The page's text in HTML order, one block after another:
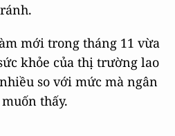
mới trong tháng 11 vừa
khỏe của thị trường lao
so với mức mà ngân
thấy.